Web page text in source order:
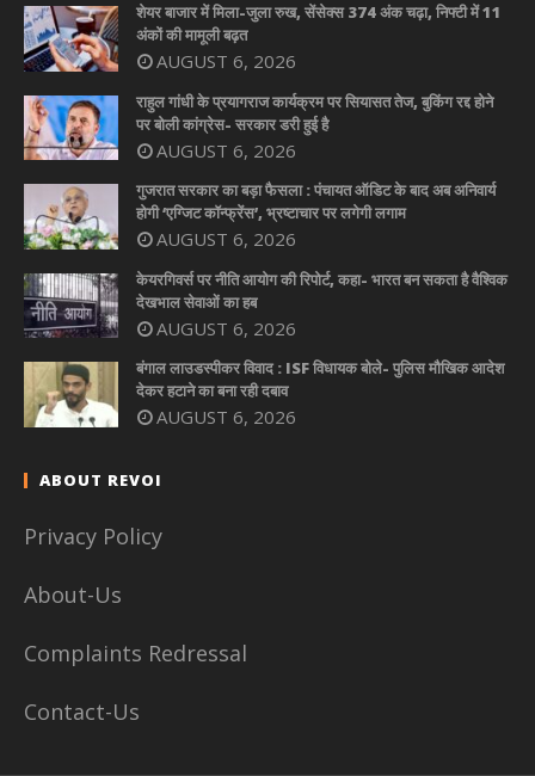
शेयर बाजार में मिला-जुला रुख, सेंसेक्स 374 अंक चढ़ा, निफ्टी में 11
अंकों की मामूली बढ़त
AUGUST 6, 2026
राहुल गांधी के प्रयागराज कार्यक्रम पर सियासत तेज, बुकिंग रद्द होने
पर बोली कांग्रेस- सरकार डरी हुई है
AUGUST 6, 2026
गुजरात सरकार का बड़ा फैसला : पंचायत ऑडिट के बाद अब अनिवार्य
होगी ‘एग्जिट कॉन्फ्रेंस’, भ्रष्टाचार पर लगेगी लगाम
AUGUST 6, 2026
केयरगिवर्स पर नीति आयोग की रिपोर्ट, कहा- भारत बन सकता है वैश्विक
देखभाल सेवाओं का हब
AUGUST 6, 2026
बंगाल लाउडस्पीकर विवाद : ISF विधायक बोले- पुलिस मौखिक आदेश
देकर हटाने का बना रही दबाव
AUGUST 6, 2026
ABOUT REVOI
Privacy Policy
About-Us
Complaints Redressal
Contact-Us